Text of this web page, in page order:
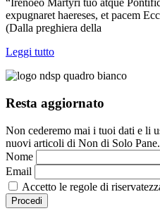
“Irenoeo Martyri tuo atque
expugnaret haereses, et pacem
(Dalla preghiera della
Leggi tutto
Resta aggiornato
Non cederemo mai i tuoi dati e li
nuovi articoli di Non di Solo
Nome
Email
Accetto le regole di